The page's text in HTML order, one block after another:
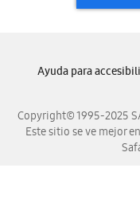
Copyright© 1995-2025
Este sitio se ve mejor
Ayuda para